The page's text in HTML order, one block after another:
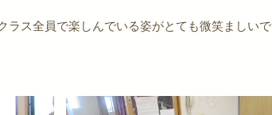
ラス全員で楽しんでいる姿がとても微笑ましいで